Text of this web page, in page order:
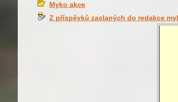
Myko akce
Z příspěvků zaslaných do redakce